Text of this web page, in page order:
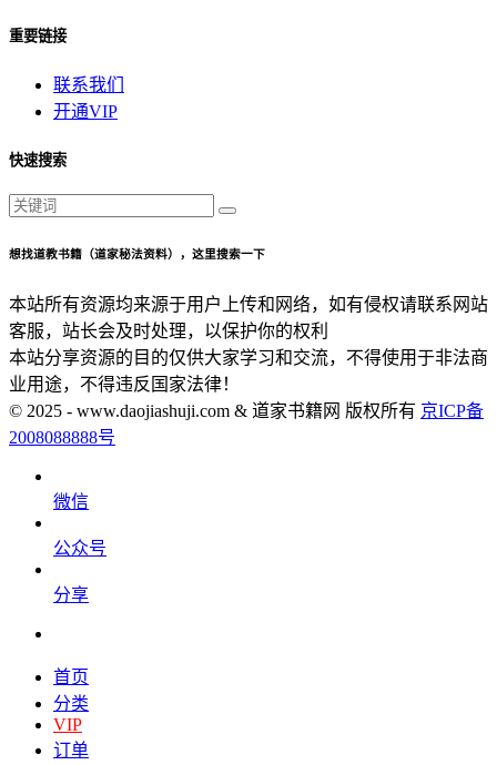
重要链接
联系我们
开通VIP
快速搜索
想找道教书籍（道家秘法资料），这里搜索一下
本站所有资源均来源于用户上传和网络，如有侵权请联系网站
客服，站长会及时处理，以保护你的权利
本站分享资源的目的仅供大家学习和交流，不得使用于非法商
业用途，不得违反国家法律！
© 2025 - www.daojiashuji.com & 道家书籍网 版权所有 京ICP备
2008088888号
微信
公众号
分享
首页
分类
VIP
订单